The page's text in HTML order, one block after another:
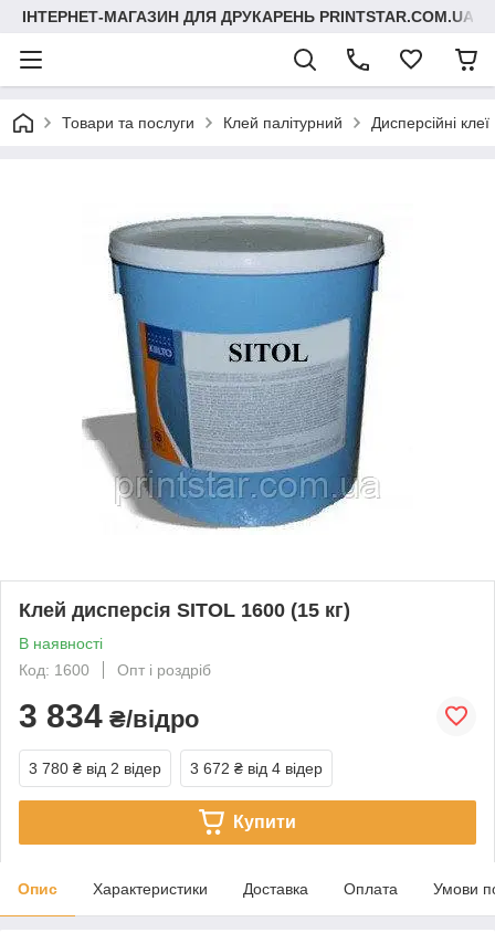
ІНТЕРНЕТ-МАГАЗИН ДЛЯ ДРУКАРЕНЬ PRINTSTAR.COM.UA
Товари та послуги Клей палітурний Дисперсійні клеї
Клей дисперсія SITOL 1600 (15 кг)
В наявності
Код: 1600
Опт і роздріб
3 834 ₴/відро
3 780 ₴ від 2 відер 3 672 ₴ від 4 відер
Купити
Опис Характеристики Доставка Оплата Умови